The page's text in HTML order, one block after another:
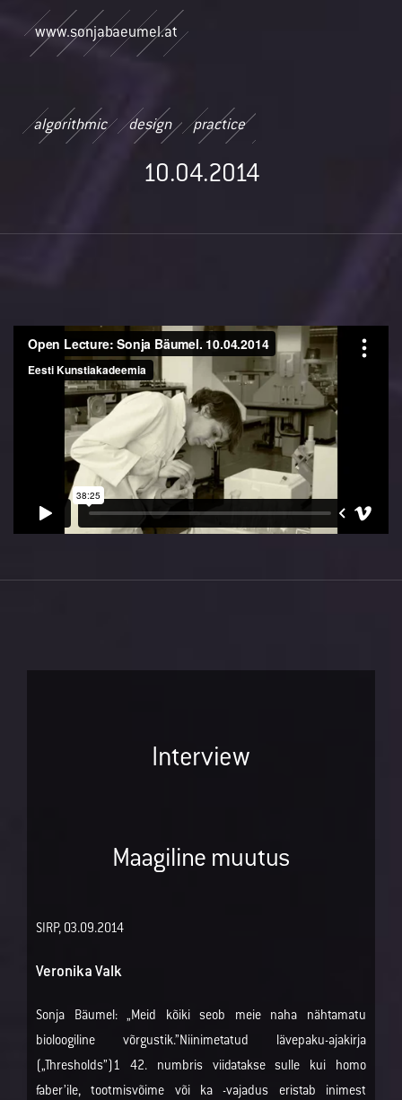
www.sonjabaeumel.at
algorithmic design practice
10.04.2014
Interview
Maagiline muutus
SIRP, 03.09.2014
Veronika Valk
Sonja Bäumel: „Meid kõiki seob meie naha nähtamatu
bioloogiline võrgustik.”Niinimetatud lävepaku-ajakirja
(„Thresholds”)1 42. numbris viidatakse sulle kui homo
faber’ile, tootmisvõime või ka -vajadus eristab inimest